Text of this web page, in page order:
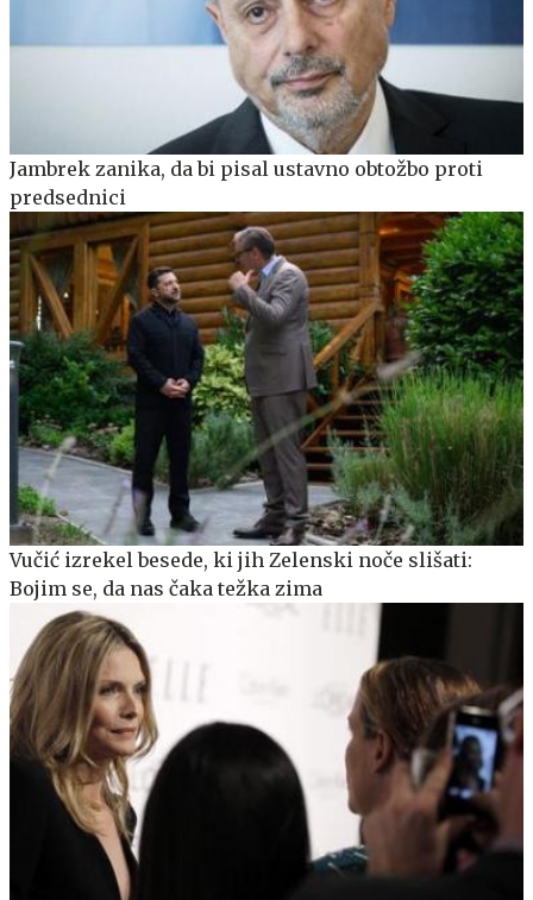
Jambrek zanika, da bi pisal ustavno obtožbo proti
predsednici
Vučić izrekel besede, ki jih Zelenski noče slišati:
Bojim se, da nas čaka težka zima